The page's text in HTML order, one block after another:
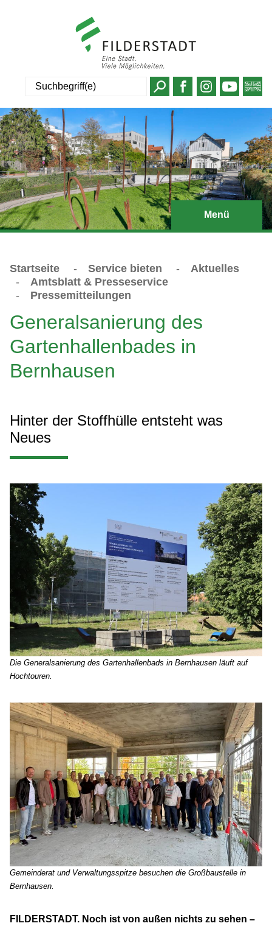
Menü
Startseite - Service bieten -
Aktuelles
-
Amtsblatt & Presseservice
-
Pressemitteilungen
Generalsanierung des
Gartenhallenbades in
Bernhausen
Hinter der Stoffhülle entsteht was
Neues
Die Generalsanierung des Gartenhallenbads in Bernhausen läuft auf
Hochtouren.
Gemeinderat und Verwaltungsspitze besuchen die Großbaustelle in
Bernhausen.
FILDERSTADT. Noch ist von außen nichts zu sehen –